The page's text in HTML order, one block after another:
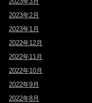
2023年2月
2023年1月
2022年12月
2022年11月
2022年10月
2022年9月
2022年8月